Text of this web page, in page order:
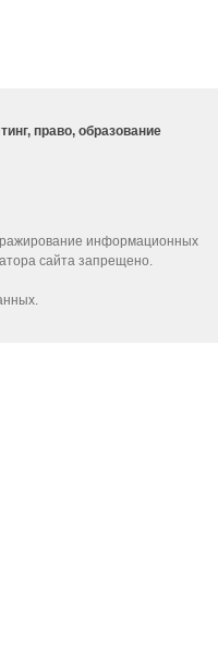
право, образование
информационных
сайта запрещено.